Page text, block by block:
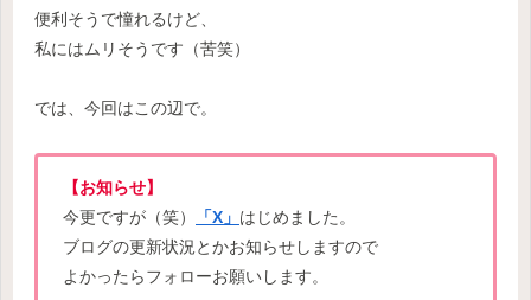
便利そうで憧れるけど、
私にはムリそうです（苦笑）
では、今回はこの辺で。
【お知らせ】
今更ですが（笑）
「X」 はじめました。
ブログの更新状況とかお知らせしますので
よかったらフォローお願いします。